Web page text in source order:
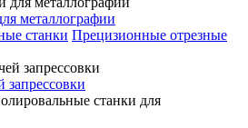
металлографии
станки Прецизионные отрезные
запрессовки